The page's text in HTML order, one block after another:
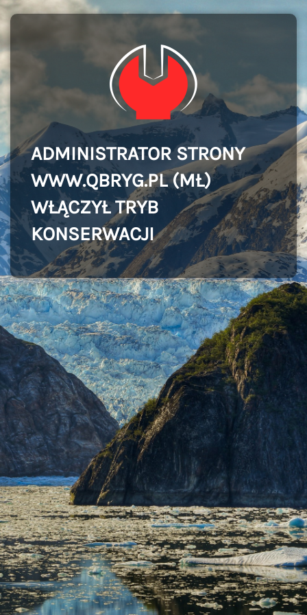
ADMINISTRATOR STRONY
WWW.QBRYG.PL (MŁ)
WŁĄCZYŁ TRYB
KONSERWACJI